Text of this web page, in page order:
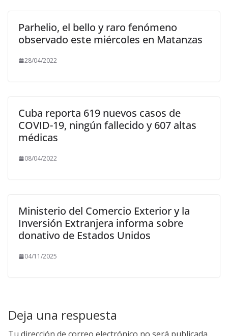
Parhelio, el bello y raro fenómeno
observado este miércoles en Matanzas
28/04/2022
Cuba reporta 619 nuevos casos de
COVID-19, ningún fallecido y 607 altas
médicas
08/04/2022
Ministerio del Comercio Exterior y la
Inversión Extranjera informa sobre
donativo de Estados Unidos
04/11/2025
Deja una respuesta